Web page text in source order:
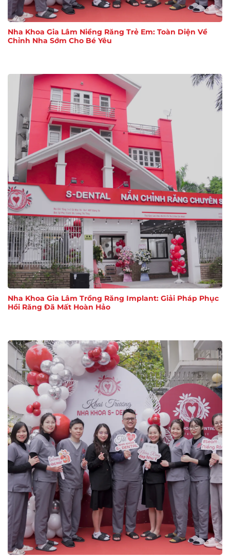
Nha Khoa Gia Lâm Niềng Răng Trẻ Em: Toàn Diện Về
Chỉnh Nha Sớm Cho Bé Yêu
Nha Khoa Gia Lâm Trồng Răng Implant: Giải Pháp Phục
Hồi Răng Đã Mất Hoàn Hảo